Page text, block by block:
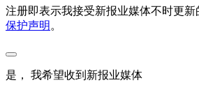
注册即表示我接受新报业媒体不时更新
保护声明 。
是， 我希望收到新报业媒体